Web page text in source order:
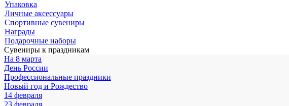
Упаковка
Личные аксессуары
Спортивные сувениры
Награды
Подарочные наборы
Сувениры к праздникам
На 8 марта
День России
Профессиональные праздники
Новый год и Рождество
14 февраля
23 февраля